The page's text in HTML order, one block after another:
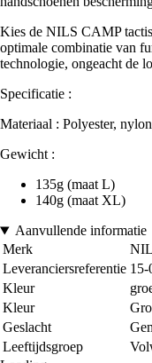
Kies de NILS CAMP
optimale combinatie van
technologie, ongeacht de
Specificatie :
Materiaal : Polyester,
Gewicht :
135g (maat L)
140g (maat XL)
Aanvullende informatie
Merk
Leveranciersreferentie 15-
Kleur
Kleur
Geslacht
Leeftijdsgroep